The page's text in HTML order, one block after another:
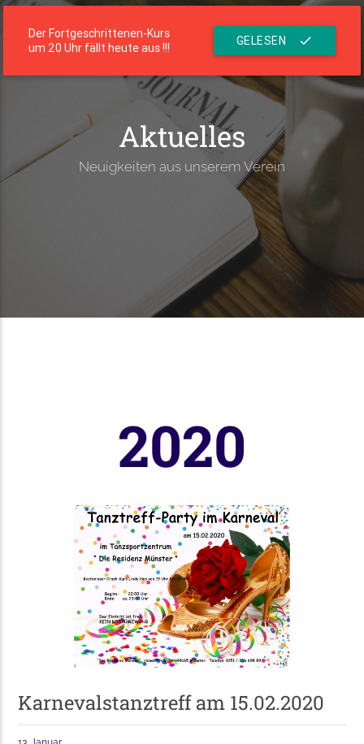
Der Fortgeschrittenen-Kurs
um 20 Uhr fällt heute aus !!!
GELESEN check
Die Residenz
menu
Aktuelles
Neuigkeiten aus unserem Verein
2020
Karnevalstanztreff am 15.02.2020